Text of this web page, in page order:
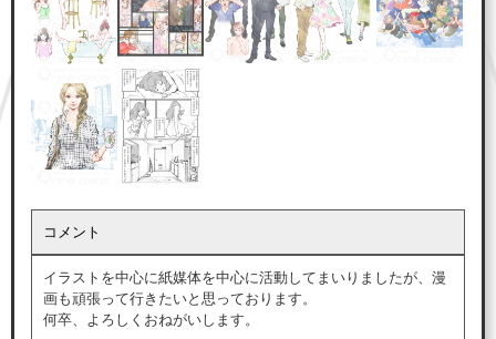
コメント
イラストを中心に紙媒体を中心に活動してまいりましたが、漫
画も頑張って行きたいと思っております。
何卒、よろしくおねがいします。